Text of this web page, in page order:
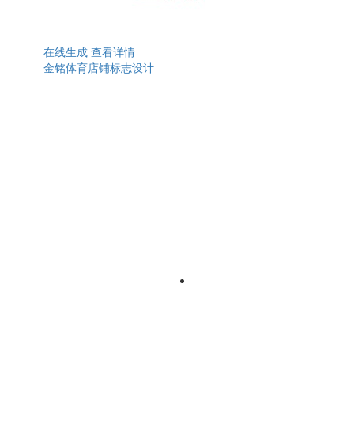
在线生成 查看详情
金铭体育店铺标志设计